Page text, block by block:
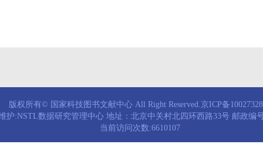
版权所有© 国家科技图书文献中心 All Right Reserved.京ICP备
护:NSTL数据研究管理中心 地址：北京中关村北四环西路33号 邮政编
当前访问次数:6610107